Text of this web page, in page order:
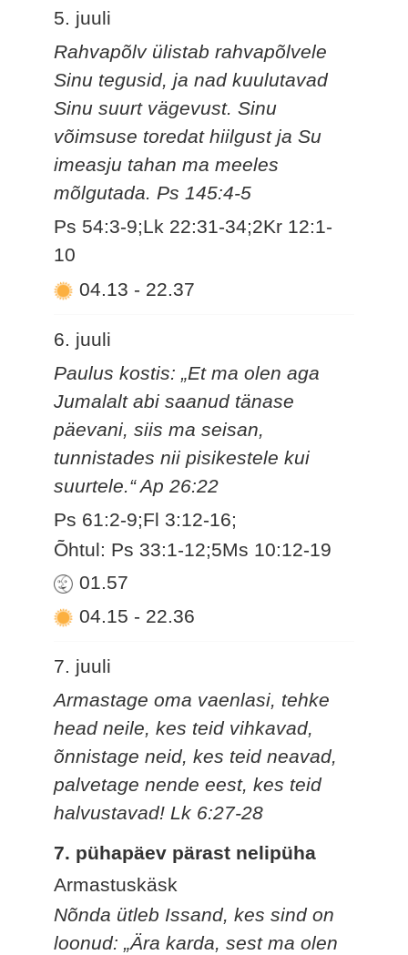
5. juuli
Rahvapõlv ülistab rahvapõlvele
Sinu tegusid, ja nad kuulutavad
Sinu suurt vägevust. Sinu
võimsuse toredat hiilgust ja Su
imeasju tahan ma meeles
mõlgutada. Ps 145:4-5
Ps 54:3-9;Lk 22:31-34;2Kr 12:1-
10
04.13 - 22.37
6. juuli
Paulus kostis: „Et ma olen aga
Jumalalt abi saanud tänase
päevani, siis ma seisan,
tunnistades nii pisikestele kui
suurtele.“ Ap 26:22
Ps 61:2-9;Fl 3:12-16;
Õhtul: Ps 33:1-12;5Ms 10:12-19
01.57
04.15 - 22.36
7. juuli
Armastage oma vaenlasi, tehke
head neile, kes teid vihkavad,
õnnistage neid, kes teid neavad,
palvetage nende eest, kes teid
halvustavad! Lk 6:27-28
7. pühapäev pärast nelipüha
Armastuskäsk
Nõnda ütleb Issand, kes sind on
loonud: „Ära karda, sest ma olen